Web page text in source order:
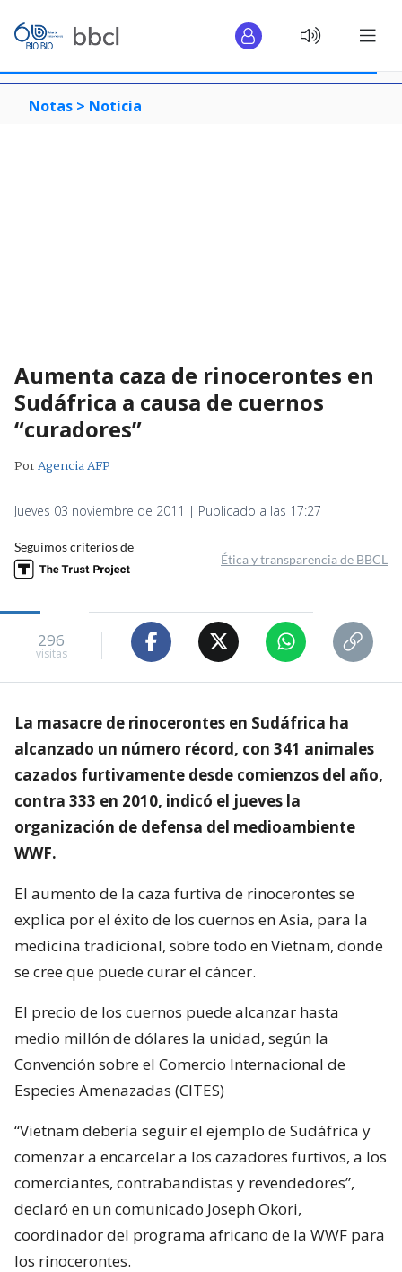
Notas > Noticia
Aumenta caza de rinocerontes en
Sudáfrica a causa de cuernos
“curadores”
PorAgencia AFP
Jueves 03 noviembre de 2011 | Publicado a las 17:27
Seguimos criterios de
Ética y transparencia de BBCL
296
visitas
La masacre de rinocerontes en Sudáfrica ha
alcanzado un número récord, con 341 animales
cazados furtivamente desde comienzos del año,
contra 333 en 2010, indicó el jueves la
organización de defensa del medioambiente
WWF.
El aumento de la caza furtiva de rinocerontes se
explica por el éxito de los cuernos en Asia, para la
medicina tradicional, sobre todo en Vietnam, donde
se cree que puede curar el cáncer.
El precio de los cuernos puede alcanzar hasta
medio millón de dólares la unidad, según la
Convención sobre el Comercio Internacional de
Especies Amenazadas (CITES)
“Vietnam debería seguir el ejemplo de Sudáfrica y
comenzar a encarcelar a los cazadores furtivos, a los
comerciantes, contrabandistas y revendedores”,
declaró en un comunicado Joseph Okori,
coordinador del programa africano de la WWF para
los rinocerontes.